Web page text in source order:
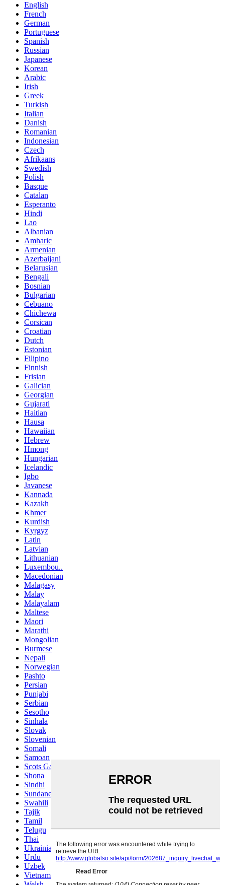
English
French
German
Portuguese
Spanish
Russian
Japanese
Korean
Arabic
Irish
Greek
Turkish
Italian
Danish
Romanian
Indonesian
Czech
Afrikaans
Swedish
Polish
Basque
Catalan
Esperanto
Hindi
Lao
Albanian
Amharic
Armenian
Azerbaijani
Belarusian
Bengali
Bosnian
Bulgarian
Cebuano
Chichewa
Corsican
Croatian
Dutch
Estonian
Filipino
Finnish
Frisian
Galician
Georgian
Gujarati
Haitian
Hausa
Hawaiian
Hebrew
Hmong
Hungarian
Icelandic
Igbo
Javanese
Kannada
Kazakh
Khmer
Kurdish
Kyrgyz
Latin
Latvian
Lithuanian
Luxembou..
Macedonian
Malagasy
Malay
Malayalam
Maltese
Maori
Marathi
Mongolian
Burmese
Nepali
Norwegian
Pashto
Persian
Punjabi
Serbian
Sesotho
Sinhala
Slovak
Slovenian
Somali
Samoan
Scots Gaelic
Shona
Sindhi
Sundanese
Swahili
Tajik
Tamil
Telugu
Thai
Ukrainian
Urdu
Uzbek
Vietnamese